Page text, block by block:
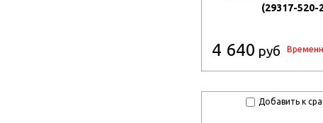
(29317-520-
4 640 руб
Добавить к